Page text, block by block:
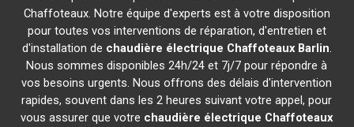
Chaffoteaux. Notre équipe d'experts est à votre disposition
pour toutes vos interventions de réparation, d'entretien et
d'installation de chaudière électrique Chaffoteaux Barlin.
Nous sommes disponibles 24h/24 et 7j/7 pour répondre à
vos besoins urgents. Nous offrons des délais d'intervention
rapides, souvent dans les 2 heures suivant votre appel, pour
vous assurer que votre chaudière électrique Chaffoteaux